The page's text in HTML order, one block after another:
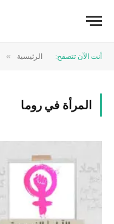
أنت الآن تتصفح: الرئيسية »
المرأة في روما